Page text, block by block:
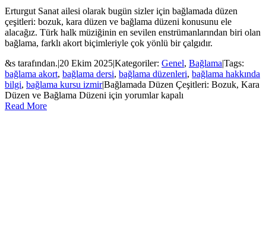
Erturgut Sanat ailesi olarak bugün sizler için bağlamada düzen
çeşitleri: bozuk, kara düzen ve bağlama düzeni konusunu ele
alacağız. Türk halk müziğinin en sevilen enstrümanlarından biri olan
bağlama, farklı akort biçimleriyle çok yönlü bir çalgıdır.
&s tarafından.|20 Ekim 2025|Kategoriler: Genel, Bağlama|Tags:
bağlama akort, bağlama dersi, bağlama düzenleri, bağlama hakkında
bilgi, bağlama kursu izmir|Bağlamada Düzen Çeşitleri: Bozuk, Kara
Düzen ve Bağlama Düzeni için yorumlar kapalı
Read More